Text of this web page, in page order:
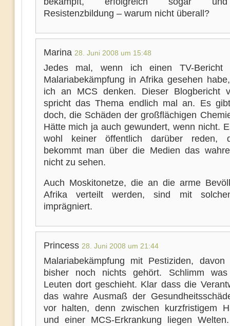
Resistenzbildung – warum nicht überall?
Marina 28. Juni 2008 um 15:48
Jedes mal, wenn ich einen TV-Bericht
Malariabekämpfung in Afrika gesehen
ich an MCS denken. Dieser Blogbericht
spricht das Thema endlich mal an. Es
doch, die Schäden der großflächigen
Hätte mich ja auch gewundert, wenn nicht.
wohl keiner öffentlich darüber reden,
bekommt man über die Medien das
nicht zu sehen.
Auch Moskitonetze, die an die arme
Afrika verteilt werden, sind mit
imprägniert.
Princess 28. Juni 2008 um 21:44
Malariabekämpfung mit Pestiziden,
bisher noch nichts gehört. Schlimm
Leuten dort geschieht. Klar dass die
das wahre Ausmaß der
vor halten, denn zwischen kurzfristigem
und einer MCS-Erkrankung liegen